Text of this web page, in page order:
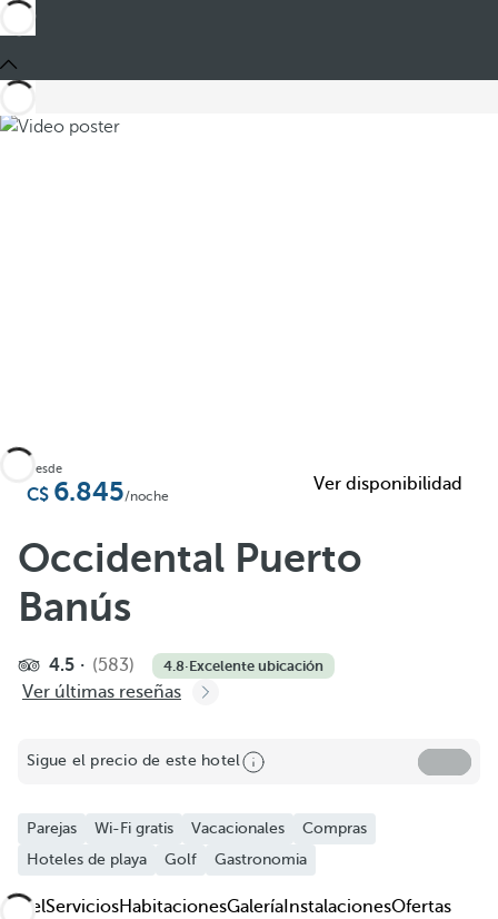
Compartir
Añadir a favoritos
Ver más fotos y videos
Desde
6.845/noche
Ver disponibilidad
Occidental Puerto
Banús
4.5 (583) 4.8·Excelente ubicación
Ver últimas reseñas
Sigue el precio de este hotel
Parejas Wi-Fi gratis Vacacionales
Compras
Hoteles de playa
Golf Gastronomia
HotelServiciosHabitacionesGalería InstalacionesOfertas